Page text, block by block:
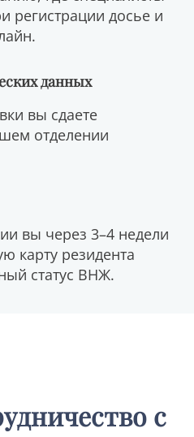
регистрации досье и
данных
вы сдаете
отделении
вы через 3–4 недели
карту резидента
статус ВНЖ.
с